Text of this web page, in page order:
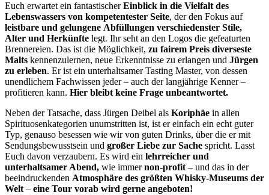
Euch erwartet ein fantastischerEinblick in die Vielfalt des
Lebenswassers von kompetentester Seite, der den Fokus auf
leistbare und gelungene Abfüllungen verschiedenster Stile,
Alter und Herkünfte legt. Ihr seht an den Logos die gefeaturten
Brennereien. Das ist die Möglichkeit, zu fairem Preis diverseste
Malts kennenzulernen, neue Erkenntnisse zu erlangen und Jürgen
zu erleben. Er ist ein unterhaltsamer Tasting Master, von dessen
unendlichem Fachwissen jeder – auch der langjährige Kenner –
profitieren kann. Hier bleibt keine Frage unbeantwortet.
Neben der Tatsache, dass Jürgen Deibel als Koriphäe in allen
Spirituosenkategorien unumstritten ist, ist er einfach ein echt guter
Typ, genauso besessen wie wir von guten Drinks, über die er mit
Sendungsbewusstsein und großer Liebe zur Sache spricht. Lasst
Euch davon verzaubern. Es wird ein lehrreicher und
unterhaltsamer Abend, wie immernon-profit– und das in der
beeindruckenden Atmosphäre des größten Whisky-Museums der
Welt– eine Tour vorab wird gerne angeboten!